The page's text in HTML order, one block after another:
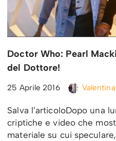
Doctor Who: Pearl
del Dottore!
25 Aprile 2016
Salva l’articoloDopo una
criptiche e video che
materiale su cui